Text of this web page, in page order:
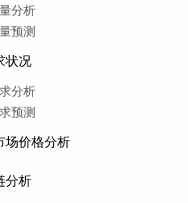
分析
预测
状况
分析
预测
场价格分析
分析